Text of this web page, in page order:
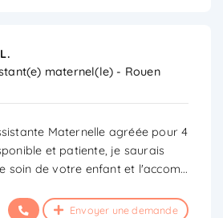
maternel(le) - Rouen
Maternelle agréée pour 4
et patiente, je saurais
soin de votre enfant et l'accom...
Envoyer une demande